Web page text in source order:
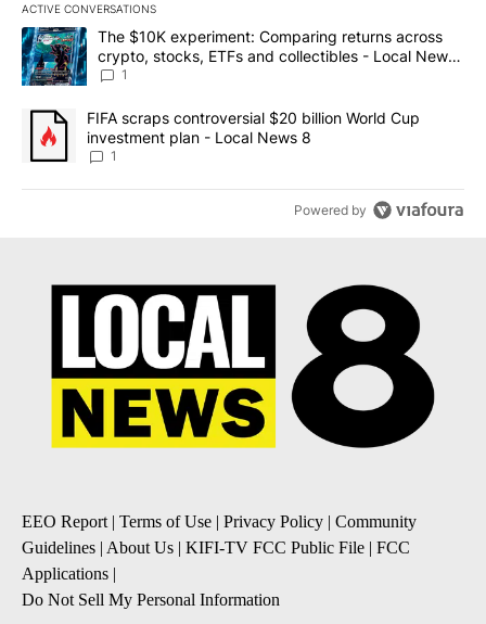
ACTIVE CONVERSATIONS
The following is a list of the most commented articles in the last
A trending article titled "The $10K experiment: Comparing
The $10K experiment: Comparing returns across
crypto, stocks, ETFs and collectibles - Local News
8
1
A trending article titled "FIFA scraps controversial $20 billion
FIFA scraps controversial $20 billion World Cup
investment plan - Local News 8
1
Powered by
EEO Report| Terms of Use | Privacy Policy | Community
Guidelines | About Us | KIFI-TV FCC Public File | FCC
Applications |
Do Not Sell My Personal Information